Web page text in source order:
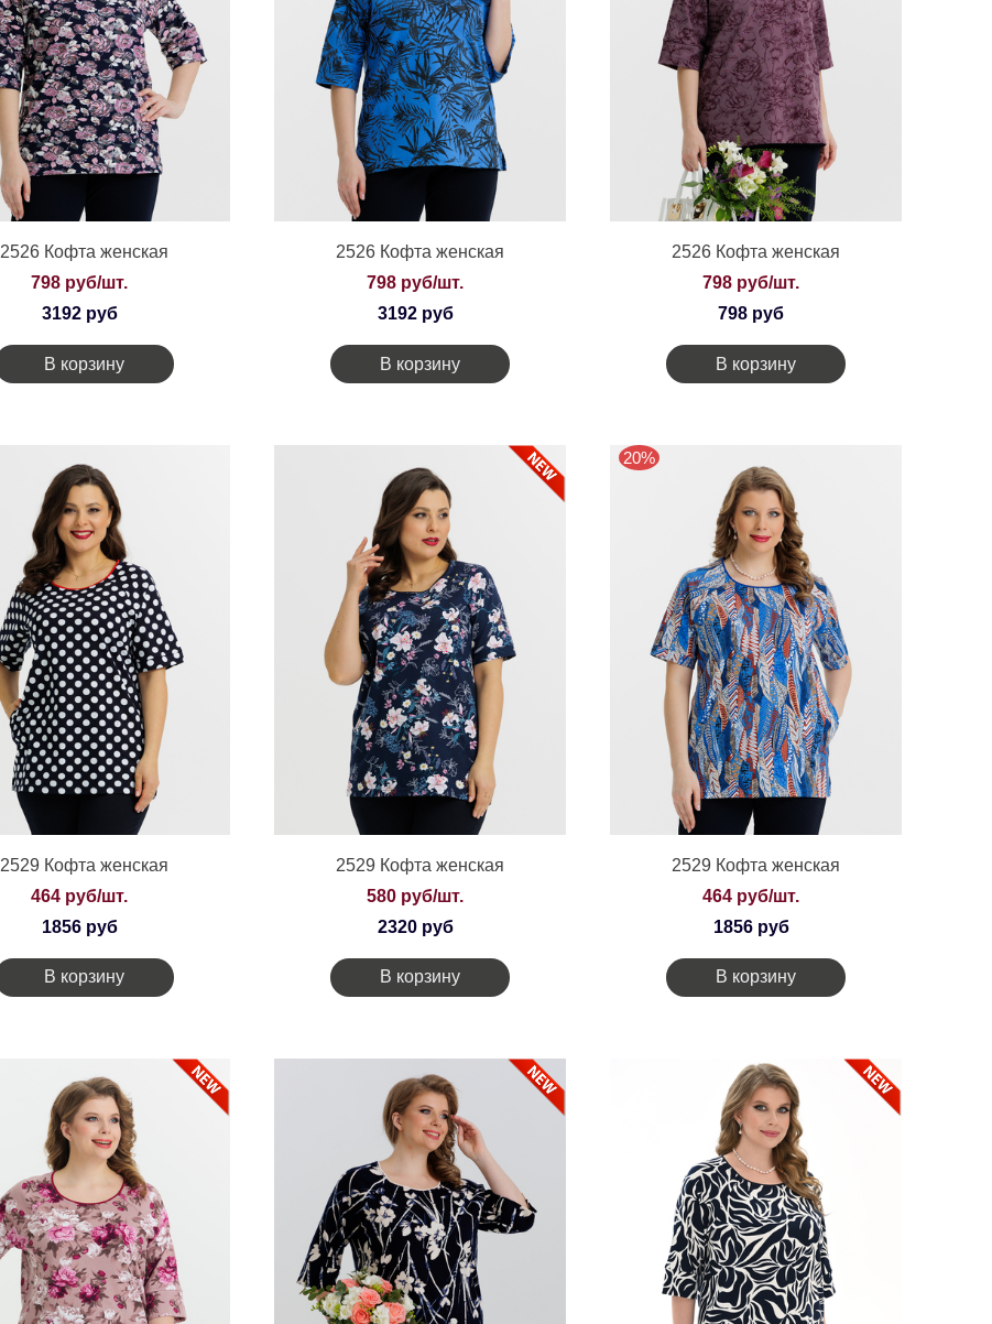
2526 Кофта женская
798 руб/шт.
3192 руб
В корзину
2526 Кофта женская
798 руб/шт.
3192 руб
В корзину
2526 Кофта женская
798 руб/шт.
798 руб
В корзину
2529 Кофта женская
464 руб/шт.
1856 руб
В корзину
2529 Кофта женская
580 руб/шт.
2320 руб
В корзину
2529 Кофта женская
20%
464 руб/шт.
1856 руб
В корзину